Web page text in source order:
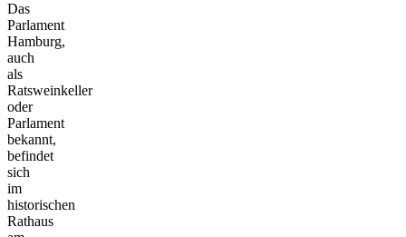
Das
Parlament
Hamburg,
auch
als
Ratsweinkeller
oder
Parlament
bekannt,
befindet
sich
im
historischen
Rathaus